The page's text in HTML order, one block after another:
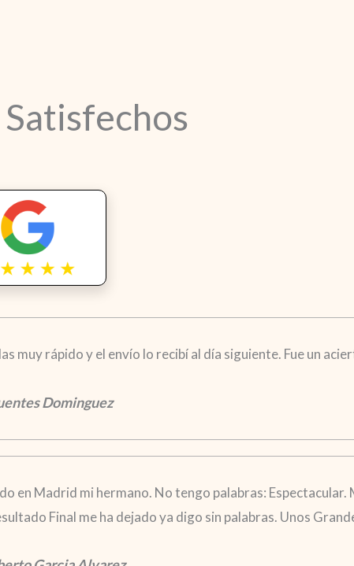
muy rápido y el envío lo recibí al día siguiente. Fue un
Dominguez
en Madrid mi hermano. No tengo palabras:
Final me ha dejado ya digo sin palabras. Unos